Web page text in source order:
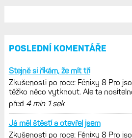
REKLAMA
AKTUÁLNĚ NA BLOGU